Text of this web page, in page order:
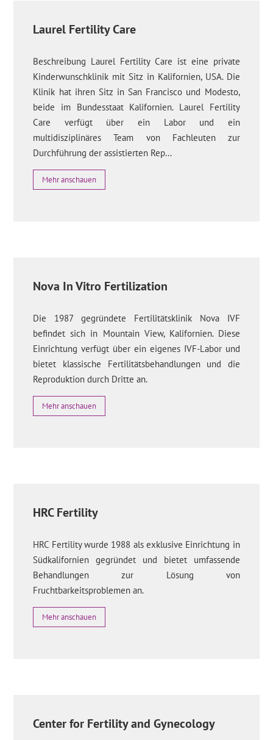
Laurel Fertility Care
Beschreibung Laurel Fertility Care ist eine private
Kinderwunschklinik mit Sitz in Kalifornien, USA. Die
Klinik hat ihren Sitz in San Francisco und Modesto,
beide im Bundesstaat Kalifornien. Laurel Fertility
Care verfügt über ein Labor und ein
multidisziplinäres Team von Fachleuten zur
Durchführung der assistierten Rep...
Mehr anschauen
Nova In Vitro Fertilization
Die 1987 gegründete Fertilitätsklinik Nova IVF
befindet sich in Mountain View, Kalifornien. Diese
Einrichtung verfügt über ein eigenes IVF-Labor und
bietet klassische Fertilitätsbehandlungen und die
Reproduktion durch Dritte an.
Mehr anschauen
HRC Fertility
HRC Fertility wurde 1988 als exklusive Einrichtung in
Südkalifornien gegründet und bietet umfassende
Behandlungen zur Lösung von
Fruchtbarkeitsproblemen an.
Mehr anschauen
Center for Fertility and Gynecology